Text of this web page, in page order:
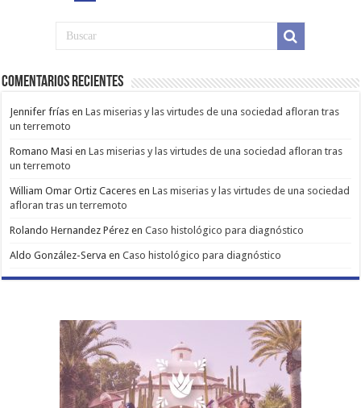
Comentarios Recientes
Jennifer frías enLas miserias y las virtudes de una sociedad afloran tras
un terremoto
Romano Masi enLas miserias y las virtudes de una sociedad afloran tras
un terremoto
William Omar Ortiz Caceres enLas miserias y las virtudes de una sociedad
afloran tras un terremoto
Rolando Hernandez Pérez enCaso histológico para diagnóstico
Aldo González-Serva enCaso histológico para diagnóstico